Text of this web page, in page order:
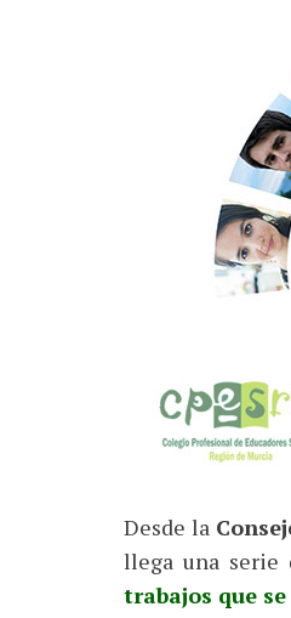
Desde la
llega una serie
trabajos que